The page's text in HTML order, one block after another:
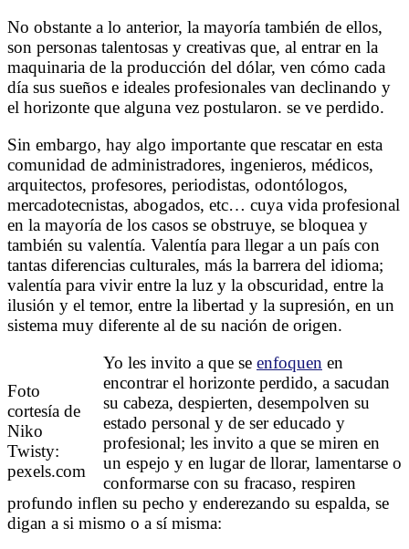
No obstante a lo anterior, la mayoría también de ellos,
son personas talentosas y creativas que, al entrar en la
maquinaria de la producción del dólar, ven cómo cada
día sus sueños e ideales profesionales van declinando y
el horizonte que alguna vez postularon. se ve perdido.
Sin embargo, hay algo importante que rescatar en esta
comunidad de administradores, ingenieros, médicos,
arquitectos, profesores, periodistas, odontólogos,
mercadotecnistas, abogados, etc… cuya vida profesional
en la mayoría de los casos se obstruye, se bloquea y
también su valentía. Valentía para llegar a un país con
tantas diferencias culturales, más la barrera del idioma;
valentía para vivir entre la luz y la obscuridad, entre la
ilusión y el temor, entre la libertad y la supresión, en un
sistema muy diferente al de su nación de origen.
Foto
cortesía de
Niko
Twisty:
pexels.com
Yo les invito a que se enfoquen en
encontrar el horizonte perdido, a sacudan
su cabeza, despierten, desempolven su
estado personal y de ser educado y
profesional; les invito a que se miren en
un espejo y en lugar de llorar, lamentarse o
conformarse con su fracaso, respiren
profundo inflen su pecho y enderezando su espalda, se
digan a si mismo o a sí misma: